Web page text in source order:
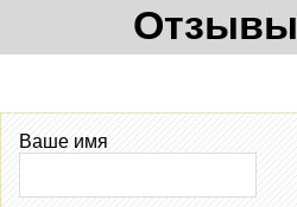
Отзывы
Ваше имя